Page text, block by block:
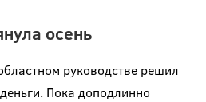
осень
руководстве решил
Пока доподлинно